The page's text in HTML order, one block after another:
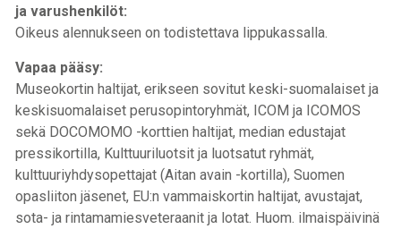
ja varushenkilöt:
Oikeus alennukseen on todistettava lippukassalla.
Vapaa pääsy:
Museokortin haltijat, erikseen sovitut keski-suomalaiset ja
keskisuomalaiset perusopintoryhmät, ICOM ja ICOMOS
sekä DOCOMOMO -korttien haltijat, median edustajat
pressikortilla, Kulttuuriluotsit ja luotsatut ryhmät,
kulttuuriyhdysopettajat (Aitan avain -kortilla), Suomen
opasliiton jäsenet, EU:n vammaiskortin haltijat, avustajat,
sota- ja rintamamiesveteraanit ja lotat. Huom. ilmaispäivinä